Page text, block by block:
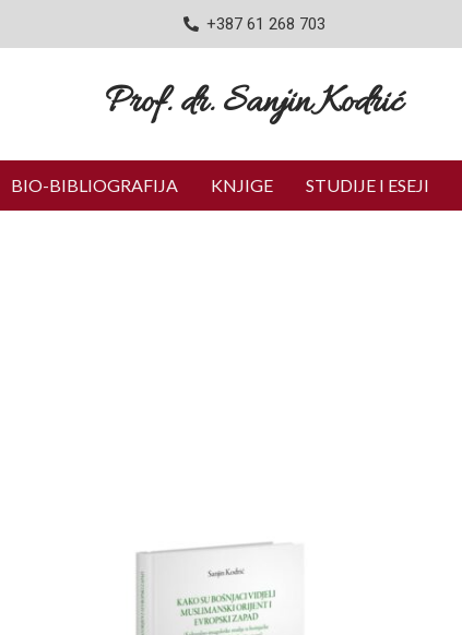
+387 61 268 703
Prof. dr. Sanjin Kodrić
BIO-BIBLIOGRAFIJA KNJIGE STUDIJE I ESEJI